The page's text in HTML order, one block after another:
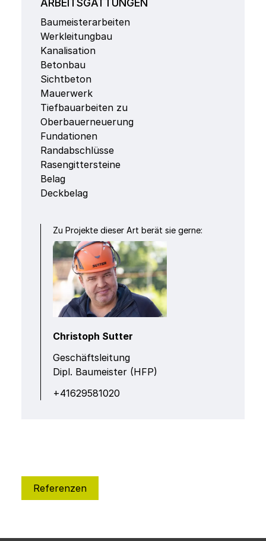
ARBEITSGATTUNGEN
Baumeisterarbeiten
Werkleitungbau
Kanalisation
Betonbau
Sichtbeton
Mauerwerk
Tiefbauarbeiten zu
Oberbauerneuerung
Fundationen
Randabschlüsse
Rasengittersteine
Belag
Deckbelag
Zu Projekte dieser Art berät sie gerne:
Christoph Sutter
Geschäftsleitung
Dipl. Baumeister (HFP)
+41629581020
Referenzen